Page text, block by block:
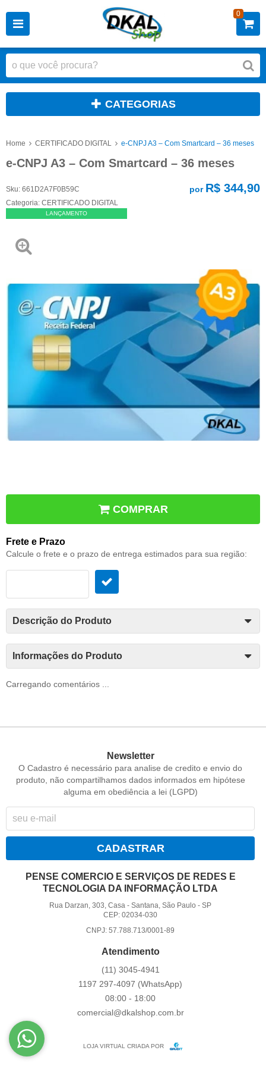
0
CATEGORIAS
Home CERTIFICADO DIGITAL e-CNPJ A3 – Com Smartcard – 36 meses
e-CNPJ A3 – Com Smartcard – 36 meses
Sku: 661D2A7F0B59C
Categoria: CERTIFICADO DIGITAL
LANÇAMENTO
por R$ 344,90
COMPRAR
Frete e Prazo
Calcule o frete e o prazo de entrega estimados para sua região:
Descrição do Produto
Informações do Produto
Carregando comentários ...
Newsletter
O Cadastro é necessário para analise de credito e envio do
produto, não compartilhamos dados informados em hipótese
alguma em obediência a lei (LGPD)
CADASTRAR
PENSE COMERCIO E SERVIÇOS DE REDES E
TECNOLOGIA DA INFORMAÇÃO LTDA
Rua Darzan, 303, Casa -Santana, São Paulo -SP
CEP: 02034-030
CNPJ: 57.788.713/0001-89
Atendimento
(11) 3045-4941
1197 297-4097 (WhatsApp)
08:00 - 18:00
comercial@dkalshop.com.br
LOJA VIRTUAL CRIADA POR